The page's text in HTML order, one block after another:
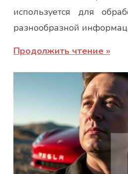
используется для
разнообразной
Продолжить чтение